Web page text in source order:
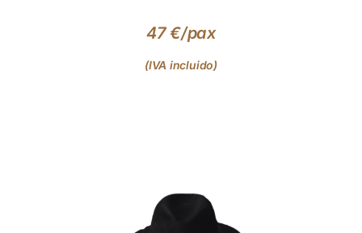
47 €/pax
(IVA incluido)